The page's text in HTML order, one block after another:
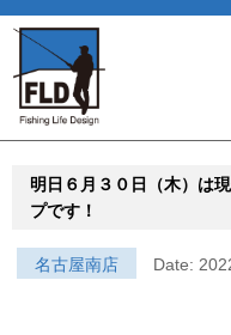
明日６月３０日（木）は
プです！
名古屋南店 Date: